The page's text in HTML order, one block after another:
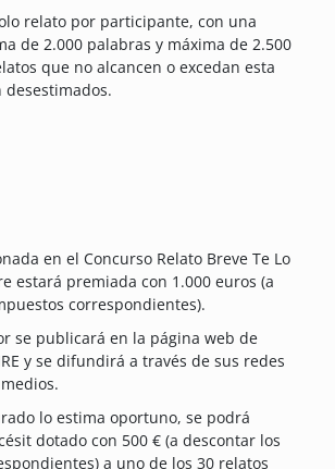
relato por participante, con una
de 2.000 palabras y máxima de 2.500
que no alcancen o excedan esta
en el Concurso Relato Breve Te Lo
estará premiada con 1.000 euros (a
correspondientes).
se publicará en la página web de
y se difundirá a través de sus redes
lo estima oportuno, se podrá
dotado con 500 € (a descontar los
a uno de los 30 relatos